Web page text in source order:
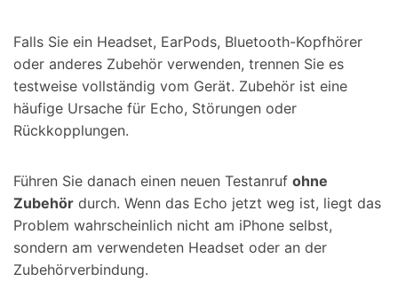
Falls Sie ein Headset, EarPods, Bluetooth-Kopfhörer
oder anderes Zubehör verwenden, trennen Sie es
testweise vollständig vom Gerät. Zubehör ist eine
häufige Ursache für Echo, Störungen oder
Rückkopplungen.
Führen Sie danach einen neuen Testanruf ohne
Zubehör durch. Wenn das Echo jetzt weg ist, liegt das
Problem wahrscheinlich nicht am iPhone selbst,
sondern am verwendeten Headset oder an der
Zubehörverbindung.